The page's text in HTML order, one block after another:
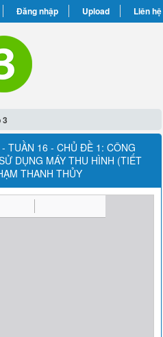
Đăng nhập Upload Liên hệ
3
TUẦN 16 - CHỦ ĐỀ 1: CÔNG
DỤNG MÁY THU HÌNH (TIẾT
THANH THỦY